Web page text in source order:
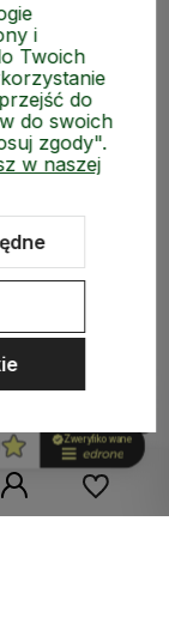
Modern 3.0™ od
i
Twoich
do
do swoich
zgody".
w naszej